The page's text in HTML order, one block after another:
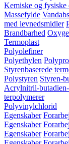
Kemiske og fysiske
Massefylde
med levnedsmidler
Brandbarhed
Termoplast
Polyolefiner
Polyethylen
Styrenbaserede
Polystyren Styren-
Acrylnitril-
terpolymerer
Polyvinylchlorid
Egenskaber
Egenskaber
Egenskaber